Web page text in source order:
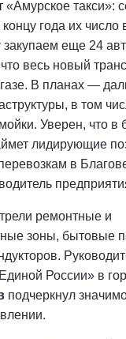
«Амурское такси»:
года их число
еще 24
весь новый
газе. В планах —
в том
Уверен, что в
лидирующие
в
ремонтные и
зоны, бытовые
России» в
подчеркнул